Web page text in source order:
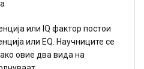
или IQ фактор постои
или EQ. Научниците се
овие два вида на